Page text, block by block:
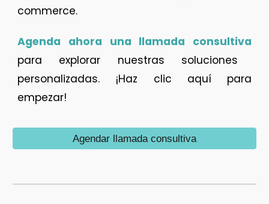
commerce.
Agenda ahora una llamada consultiva
para explorar nuestras soluciones
personalizadas. ¡Haz clic aquí para
empezar!
Agendar llamada consultiva